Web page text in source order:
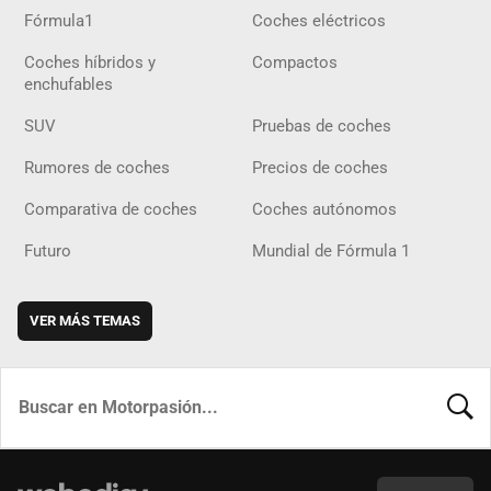
Fórmula1 Coches eléctricos
Coches híbridos y
enchufables
Compactos
SUV Pruebas de coches
Rumores de coches Precios de coches
Comparativa de coches Coches autónomos
Futuro Mundial de Fórmula 1
VER MÁS TEMAS